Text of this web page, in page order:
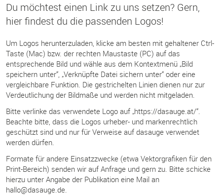
Du möchtest einen Link zu uns setzen? Gern,
hier findest du die passenden Logos!
Um Logos herunterzuladen, klicke am besten mit gehaltener Ctrl-
Taste (Mac) bzw. der rechten Maustaste (PC) auf das
entsprechende Bild und wähle aus dem Kontextmenü „Bild
speichern unter“, „Verknüpfte Datei sichern unter“ oder eine
vergleichbare Funktion. Die gestrichelten Linien dienen nur zur
Verdeutlichung der Bildmaße und werden nicht mitgeladen.
Bitte verlinke das verwendete Logo auf „https://dasauge.at/“.
Beachte bitte, dass die Logos urheber- und markenrechtlich
geschützt sind und nur für Verweise auf dasauge verwendet
werden dürfen.
Formate für andere Einsatzzwecke (etwa Vektorgrafiken für den
Print-Bereich) senden wir auf Anfrage und gern zu. Bitte schicke
hierzu unter Angabe der Publikation eine Mail an
hallo@dasauge.de.